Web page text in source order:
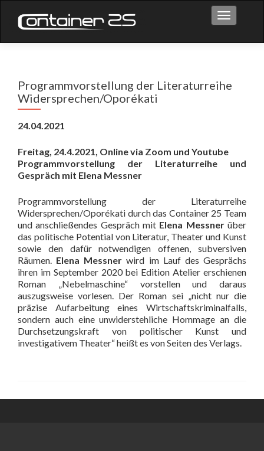
Toggle
Programmvorstellung der Literaturreihe
Widersprechen/Oporékati
24.04.2021
Freitag, 24.4.2021, Online via Zoom und Youtube
Programmvorstellung der Literaturreihe und
Gespräch mit Elena Messner
Programmvorstellung der Literaturreihe
Widersprechen/Oporékati durch das Container 25 Team
und anschließendes Gespräch mit Elena Messnerüber
das politische Potential von Literatur, Theater und Kunst
sowie den dafür notwendigen offenen, subversiven
Räumen. Elena Messner wird im Lauf des Gesprächs
ihren im September 2020 bei Edition Atelier erschienen
Roman „Nebelmaschine“ vorstellen und daraus
auszugsweise vorlesen. Der Roman sei „nicht nur die
präzise Aufarbeitung eines Wirtschaftskriminalfalls,
sondern auch eine unwiderstehliche Hommage an die
Durchsetzungskraft von politischer Kunst und
investigativem Theater“ heißt es von Seiten des Verlags.